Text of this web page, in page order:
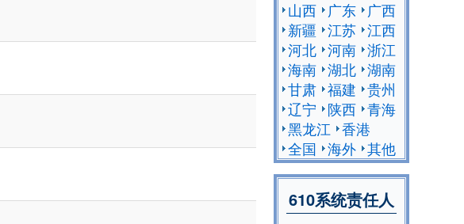
山西
广东
广西
新疆 江苏 江西
河北 河南 浙江
海南 湖北 湖南
甘肃 福建 贵州
辽宁
陕西 青海
黑龙江 香港
全国 海外 其他
610系统责任人